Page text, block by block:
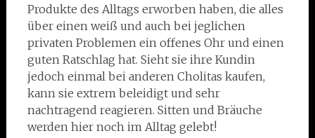
Produkte des Alltags erworben haben, die alles
über einen weiß und auch bei jeglichen
privaten Problemen ein offenes Ohr und einen
guten Ratschlag hat. Sieht sie ihre Kundin
jedoch einmal bei anderen Cholitas kaufen,
kann sie extrem beleidigt und sehr
nachtragend reagieren. Sitten und Bräuche
werden hier noch im Alltag gelebt!